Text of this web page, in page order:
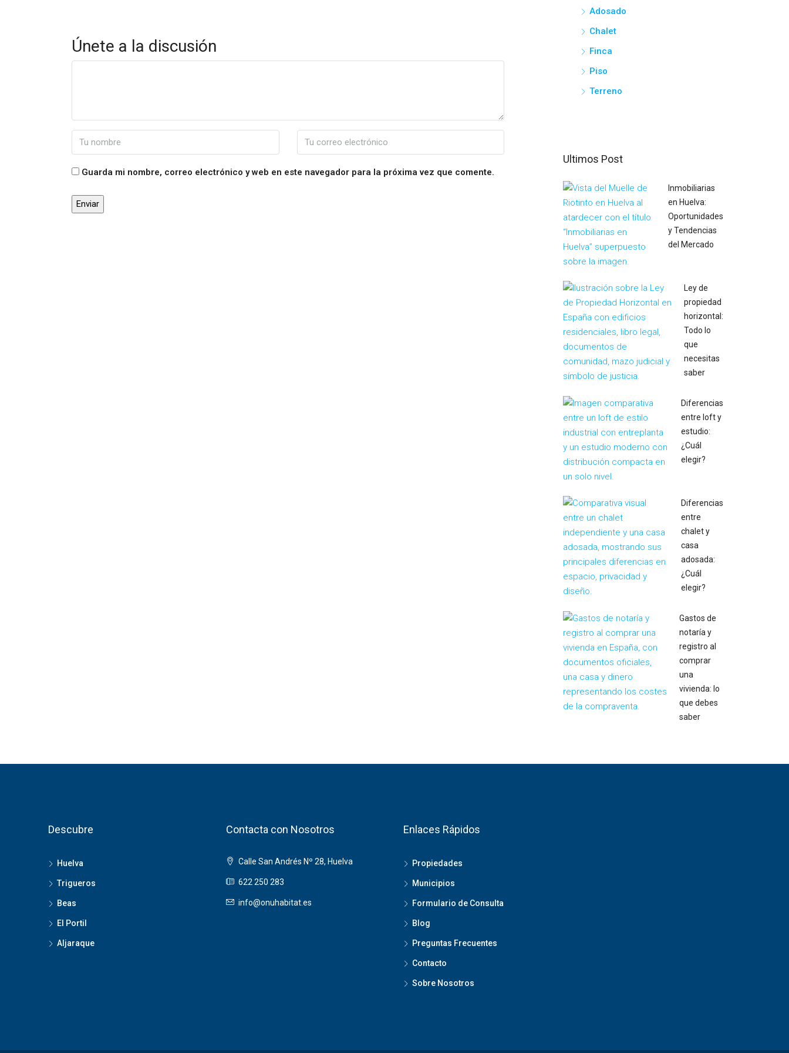
Únete a la discusión
Guarda mi nombre, correo electrónico y web en este navegador para la próxima vez que comente.
Adosado
Chalet
Finca
Piso
Terreno
Ultimos Post
Inmobiliarias
en Huelva:
Oportunidades
y Tendencias
del Mercado
Ley de
propiedad
horizontal:
Todo lo
que
necesitas
saber
Diferencias
entre loft y
estudio:
¿Cuál
elegir?
Diferencias
entre
chalet y
casa
adosada:
¿Cuál
elegir?
Gastos de
notaría y
registro al
comprar
una
vivienda: lo
que debes
saber
Descubre
Huelva
Trigueros
Beas
El Portil
Aljaraque
Contacta con Nosotros
Calle San Andrés Nº 28, Huelva
622 250 283
info@onuhabitat.es
Enlaces Rápidos
Propiedades
Municipios
Formulario de Consulta
Blog
Preguntas Frecuentes
Contacto
Sobre Nosotros